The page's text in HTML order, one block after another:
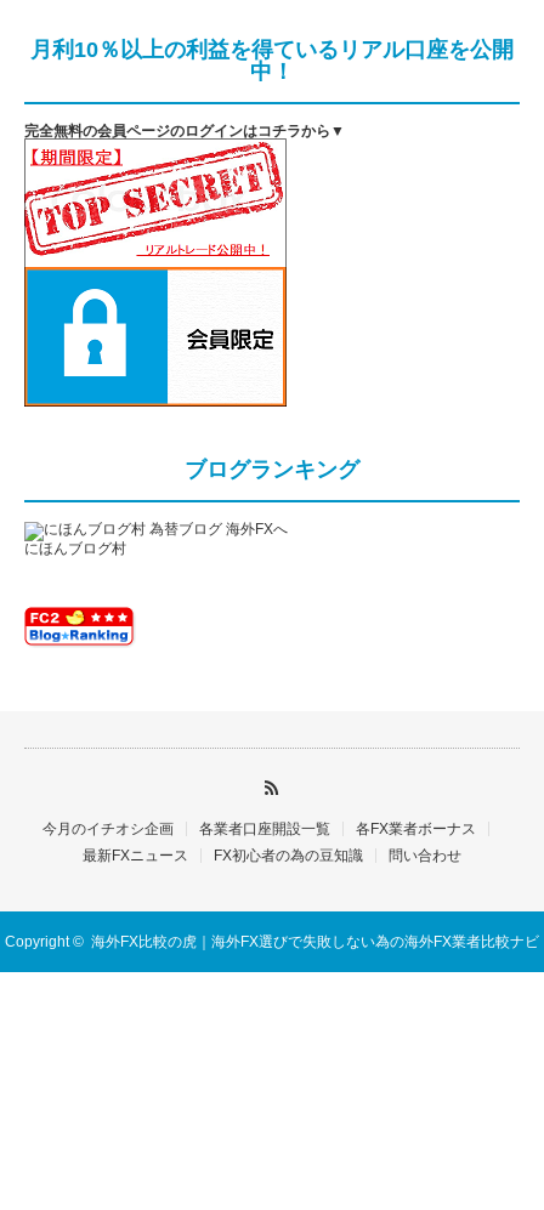
月利10％以上の利益を得ているリアル口座を公開
中！
完全無料の会員ページのログインはコチラから▼
ブログランキング
にほんブログ村
今月のイチオシ企画 各業者口座開設一覧
各FX業者ボーナス
最新FXニュース
FX初心者の為の豆知識 問い合わせ
Copyright © 海外FX比較の虎｜海外FX選びで失敗しない為の海外FX業者比較ナビ